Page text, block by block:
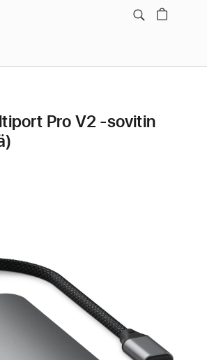
Pro V2 ‑sovitin